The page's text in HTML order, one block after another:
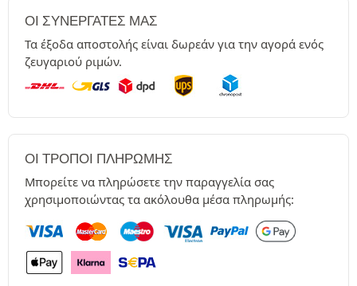
ΟΙ ΣΥΝΕΡΓΆΤΕΣ ΜΑΣ
Τα έξοδα αποστολής είναι δωρεάν για την αγορά ενός
ζευγαριού ριμών.
ΟΙ ΤΡΌΠΟΙ ΠΛΗΡΩΜΉΣ
Μπορείτε να πληρώσετε την παραγγελία σας
χρησιμοποιώντας τα ακόλουθα μέσα πληρωμής: